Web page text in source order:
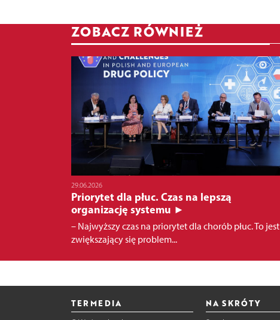
ZOBACZ RÓWNIEŻ
29.06.2026
Priorytet dla płuc. Czas na lepszą
organizację systemu ►
– Najwyższy czas na priorytet dla chorób płuc. To jest
zwiększający się problem...
TERMEDIA NA SKRÓTY